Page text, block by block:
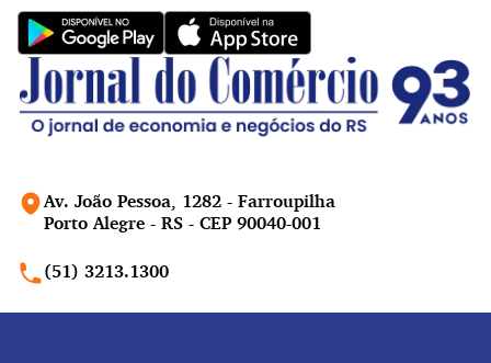
Av. João Pessoa, 1282 - Farroupilha
Porto Alegre - RS - CEP 90040-001
(51) 3213.1300